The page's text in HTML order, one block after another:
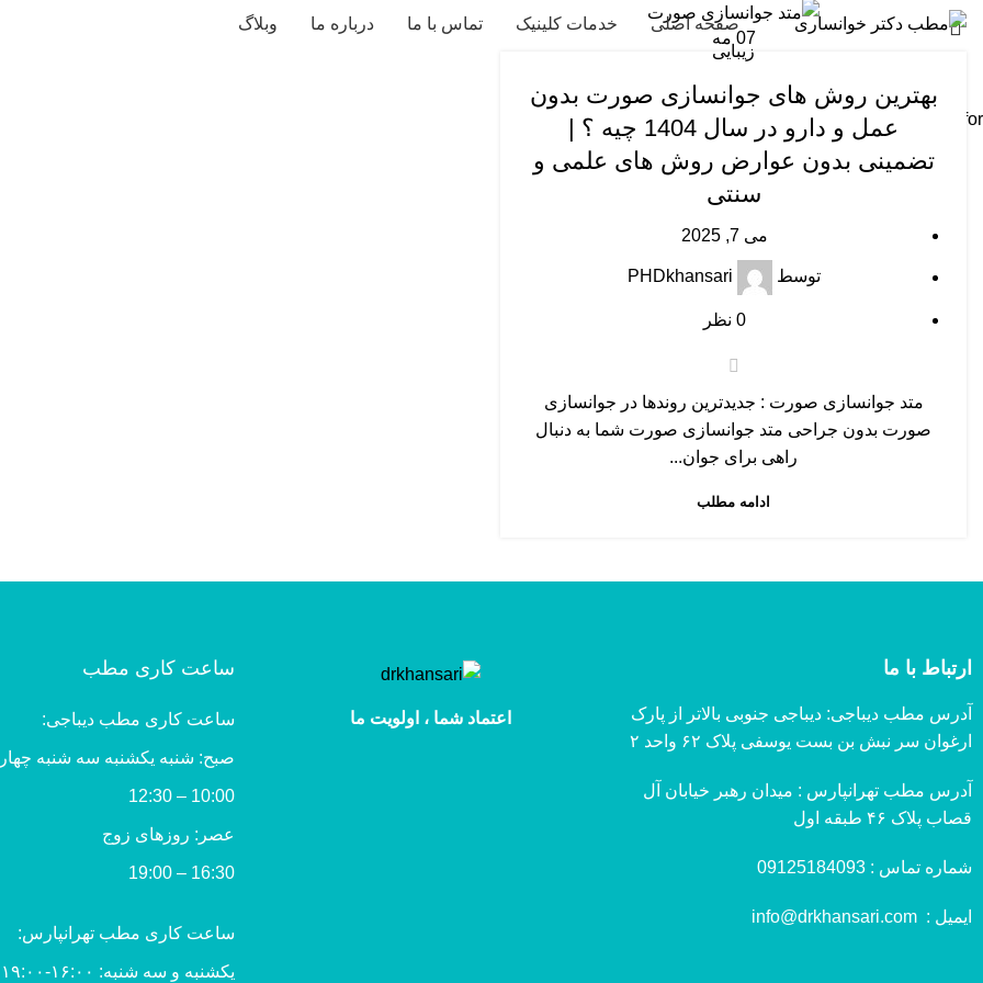
صفحه اصلی خدمات کلینیک تماس با ما درباره ما وبلاگ
07 مه
زیبایی
بهترین روش های جوانسازی صورت بدون
عمل و دارو در سال 1404 چیه ؟ |
تضمینی بدون عوارض روش های علمی و
سنتی
می 7, 2025
توسط PHDkhansari
0 نظر
متد جوانسازی صورت : جدیدترین روندها در جوانسازی
صورت بدون جراحی متد جوانسازی صورت شما به دنبال
راهی برای جوان...
ادامه مطلب
ارتباط با ما
آدرس مطب دیباجی: دیباجی جنوبی بالاتر از پارک
ارغوان سر نبش بن بست یوسفی پلاک ۶۲ واحد ۲
آدرس مطب تهرانپارس : میدان رهبر خیابان آل
قصاب پلاک ۴۶ طبقه اول
شماره تماس :
ایمیل : info@drkhansari.com
اعتماد شما ، اولویت ما
ساعت کاری مطب
ساعت کاری مطب دیباجی:
صبح: شنبه یکشنبه سه شنبه
10:00 – 12:30
عصر: روزهای زوج
16:30 – 19:00
ساعت کاری مطب تهرانپارس:
یکشنبه و سه شنبه: ۱۶:۰۰-۱۹:۰۰
Start typing to see posts you are looking for.